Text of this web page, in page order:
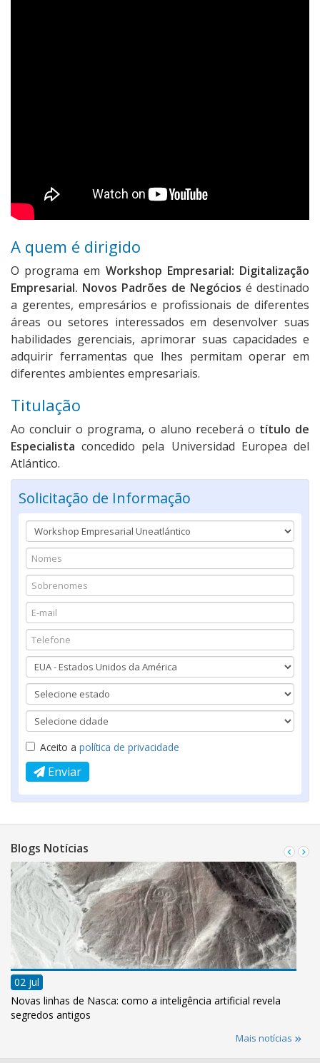
A quem é dirigido
O programa em Workshop Empresarial: Digitalização
Empresarial. Novos Padrões de Negócios é destinado
a gerentes, empresários e profissionais de diferentes
áreas ou setores interessados em desenvolver suas
habilidades gerenciais, aprimorar suas capacidades e
adquirir ferramentas que lhes permitam operar em
diferentes ambientes empresariais.
Titulação
Ao concluir o programa, o aluno receberá o título de
Especialista concedido pela Universidad Europea del
Atlántico.
Solicitação de Informação
Aceito a política de privacidade
Enviar
Blogs Notícias
02 jul
Novas linhas de Nasca: como a inteligência artificial revela
segredos antigos
Mais notícias